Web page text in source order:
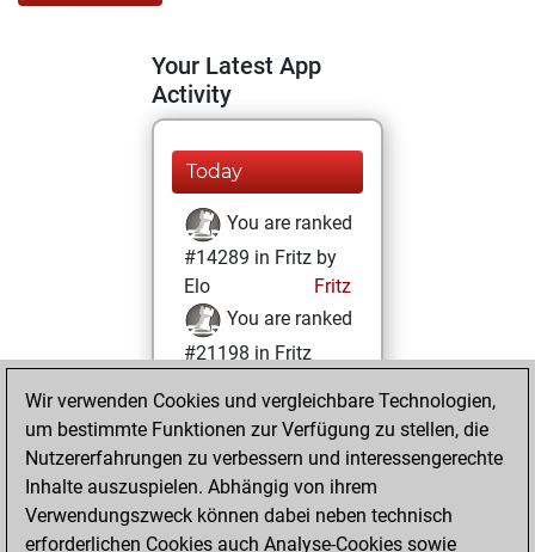
Your Latest App
Activity
Today
You are ranked
#14289 in Fritz by
Elo
Fritz
You are ranked
#21198 in Fritz
Freitag, Juni 30,
2023
You achieved a
BeautyScore of 2
Wir verwenden Cookies und vergleichbare Technologien,
um bestimmte Funktionen zur Verfügung zu stellen, die
Nutzererfahrungen zu verbessern und interessengerechte
Inhalte auszuspielen. Abhängig von ihrem
Verwendungszweck können dabei neben technisch
erforderlichen Cookies auch Analyse-Cookies sowie